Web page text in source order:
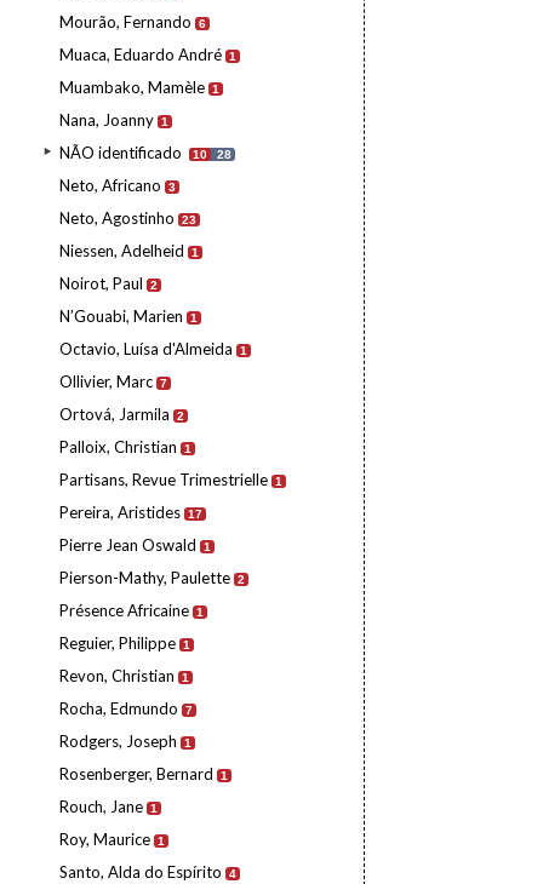
Mourão, Fernando 6
Muaca, Eduardo André 1
Muambako, Mamèle 1
Nana, Joanny 1
NÃO identificado 10 28
Neto, Africano 3
Neto, Agostinho 23
Niessen, Adelheid 1
Noirot, Paul 2
N’Gouabi, Marien 1
Octavio, Luísa d'Almeida 1
Ollivier, Marc 7
Ortová, Jarmila 2
Palloix, Christian 1
Partisans, Revue Trimestrielle 1
Pereira, Aristides 17
Pierre Jean Oswald 1
Pierson-Mathy, Paulette 2
Présence Africaine 1
Reguier, Philippe 1
Revon, Christian 1
Rocha, Edmundo 7
Rodgers, Joseph 1
Rosenberger, Bernard 1
Rouch, Jane 1
Roy, Maurice 1
Santo, Alda do Espírito 4